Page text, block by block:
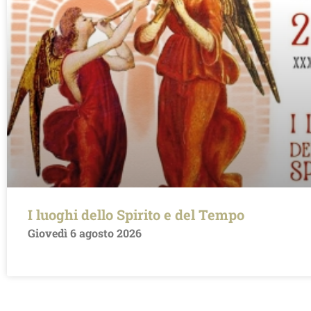
I luoghi dello Spirito e del Tempo
Giovedì 6 agosto 2026